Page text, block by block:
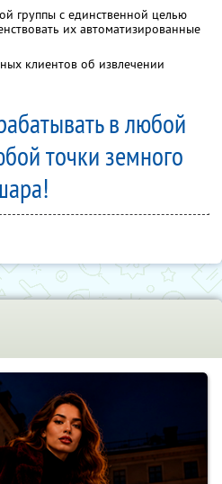
группы с единственной целью
их автоматизированные
клиентов об извлечении
в любой
точки земного